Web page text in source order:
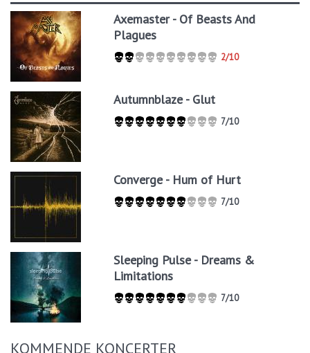
Axemaster - Of Beasts And
Plagues
2/10
Autumnblaze - Glut
7/10
Converge - Hum of Hurt
7/10
Sleeping Pulse - Dreams &
Limitations
7/10
KOMMENDE KONCERTER